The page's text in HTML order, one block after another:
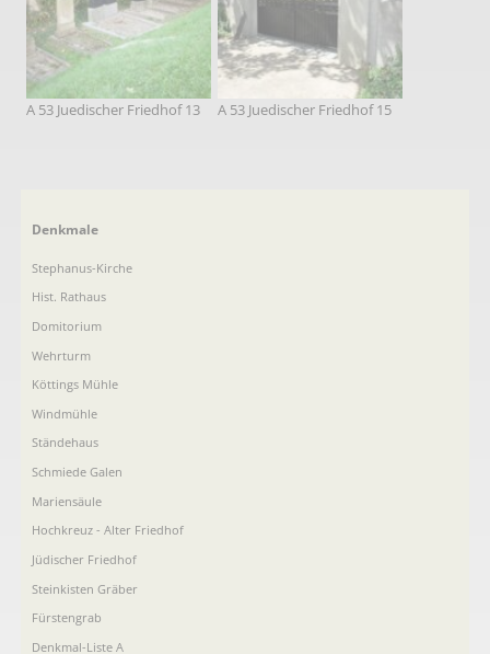
A 53 Juedischer Friedhof 13 A 53 Juedischer Friedhof 15
Navigation
Denkmale
Stephanus-Kirche
Hist. Rathaus
Domitorium
Wehrturm
Köttings Mühle
Windmühle
Ständehaus
Schmiede Galen
Mariensäule
Hochkreuz - Alter Friedhof
Jüdischer Friedhof
Steinkisten Gräber
Fürstengrab
Denkmal-Liste A